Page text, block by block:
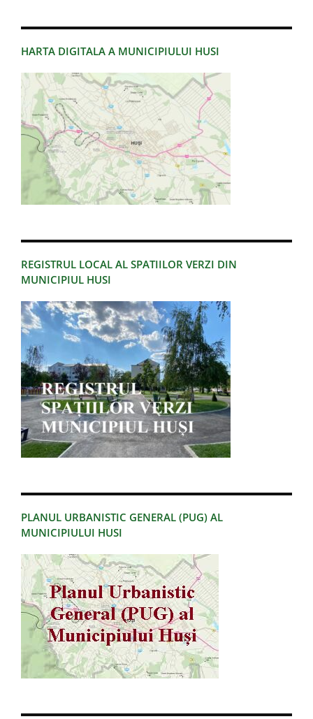
HARTA DIGITALA A MUNICIPIULUI HUSI
REGISTRUL LOCAL AL SPATIILOR VERZI DIN
MUNICIPIUL HUSI
PLANUL URBANISTIC GENERAL (PUG) AL
MUNICIPIULUI HUSI